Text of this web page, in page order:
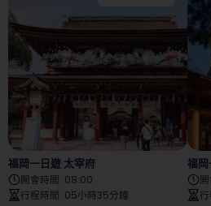
福岡一日遊 太宰府
開會時間: 08:00
行程時間: 05小時35分鐘
福